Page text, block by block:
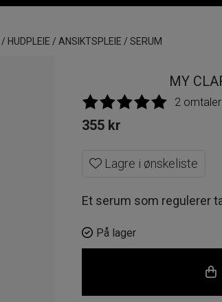
/ HUDPLEIE / ANSIKTSPLEIE / SERUM
MY
2 omtaler
355 kr
Lagre i ønskeliste
Et serum som regulerer
På lager